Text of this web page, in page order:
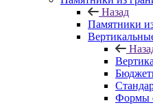
Назад
Памятники
Формы